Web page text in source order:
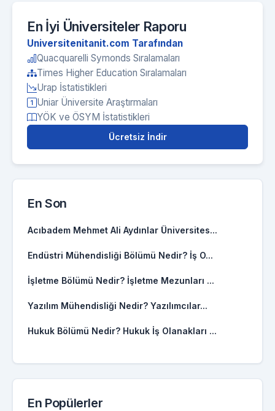
En İyi Üniversiteler Raporu
Universitenitanit.com Tarafından
Quacquarelli Symonds Sıralamaları
Times Higher Education Sıralamaları
Urap İstatistikleri
Uniar Üniversite Araştırmaları
YÖK ve ÖSYM İstatistikleri
Ücretsiz İndir
En Son
Acıbadem Mehmet Ali Aydınlar Üniversites...
Endüstri Mühendisliği Bölümü Nedir? İş O...
İşletme Bölümü Nedir? İşletme Mezunları ...
Yazılım Mühendisliği Nedir? Yazılımcılar...
Hukuk Bölümü Nedir? Hukuk İş Olanakları ...
En Popülerler